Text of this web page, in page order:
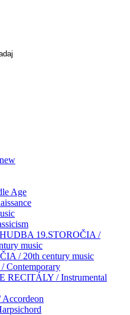
Age
19.STOROČIA /
music
/ 20th century music
Contemporary
RECITÁLY / Instrumental